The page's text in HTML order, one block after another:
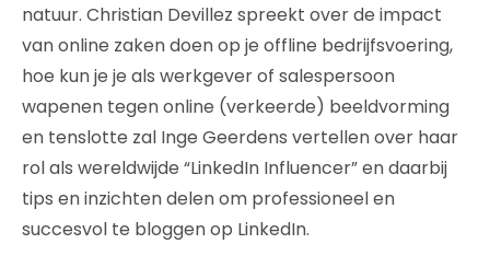
natuur. Christian Devillez spreekt over de impact
van online zaken doen op je offline bedrijfsvoering,
hoe kun je je als werkgever of salespersoon
wapenen tegen online (verkeerde) beeldvorming
en tenslotte zal Inge Geerdens vertellen over haar
rol als wereldwijde “LinkedIn Influencer” en daarbij
tips en inzichten delen om professioneel en
succesvol te bloggen op LinkedIn.